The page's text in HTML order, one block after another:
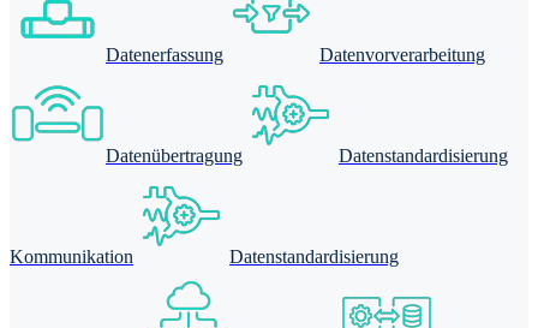
Datenerfassung Datenvorverarbeitung
Datenübertragung Datenstandardisierung
Kommunikation Datenstandardisierung